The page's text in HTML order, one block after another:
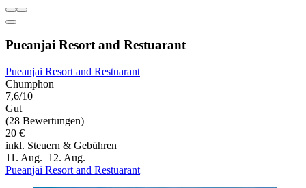
Pueanjai Resort and Restuarant
Pueanjai Resort and Restuarant
Chumphon
7,6/10
Gut
(28 Bewertungen)
20 €
inkl. Steuern & Gebühren
11. Aug.–12. Aug.
Pueanjai Resort and Restuarant